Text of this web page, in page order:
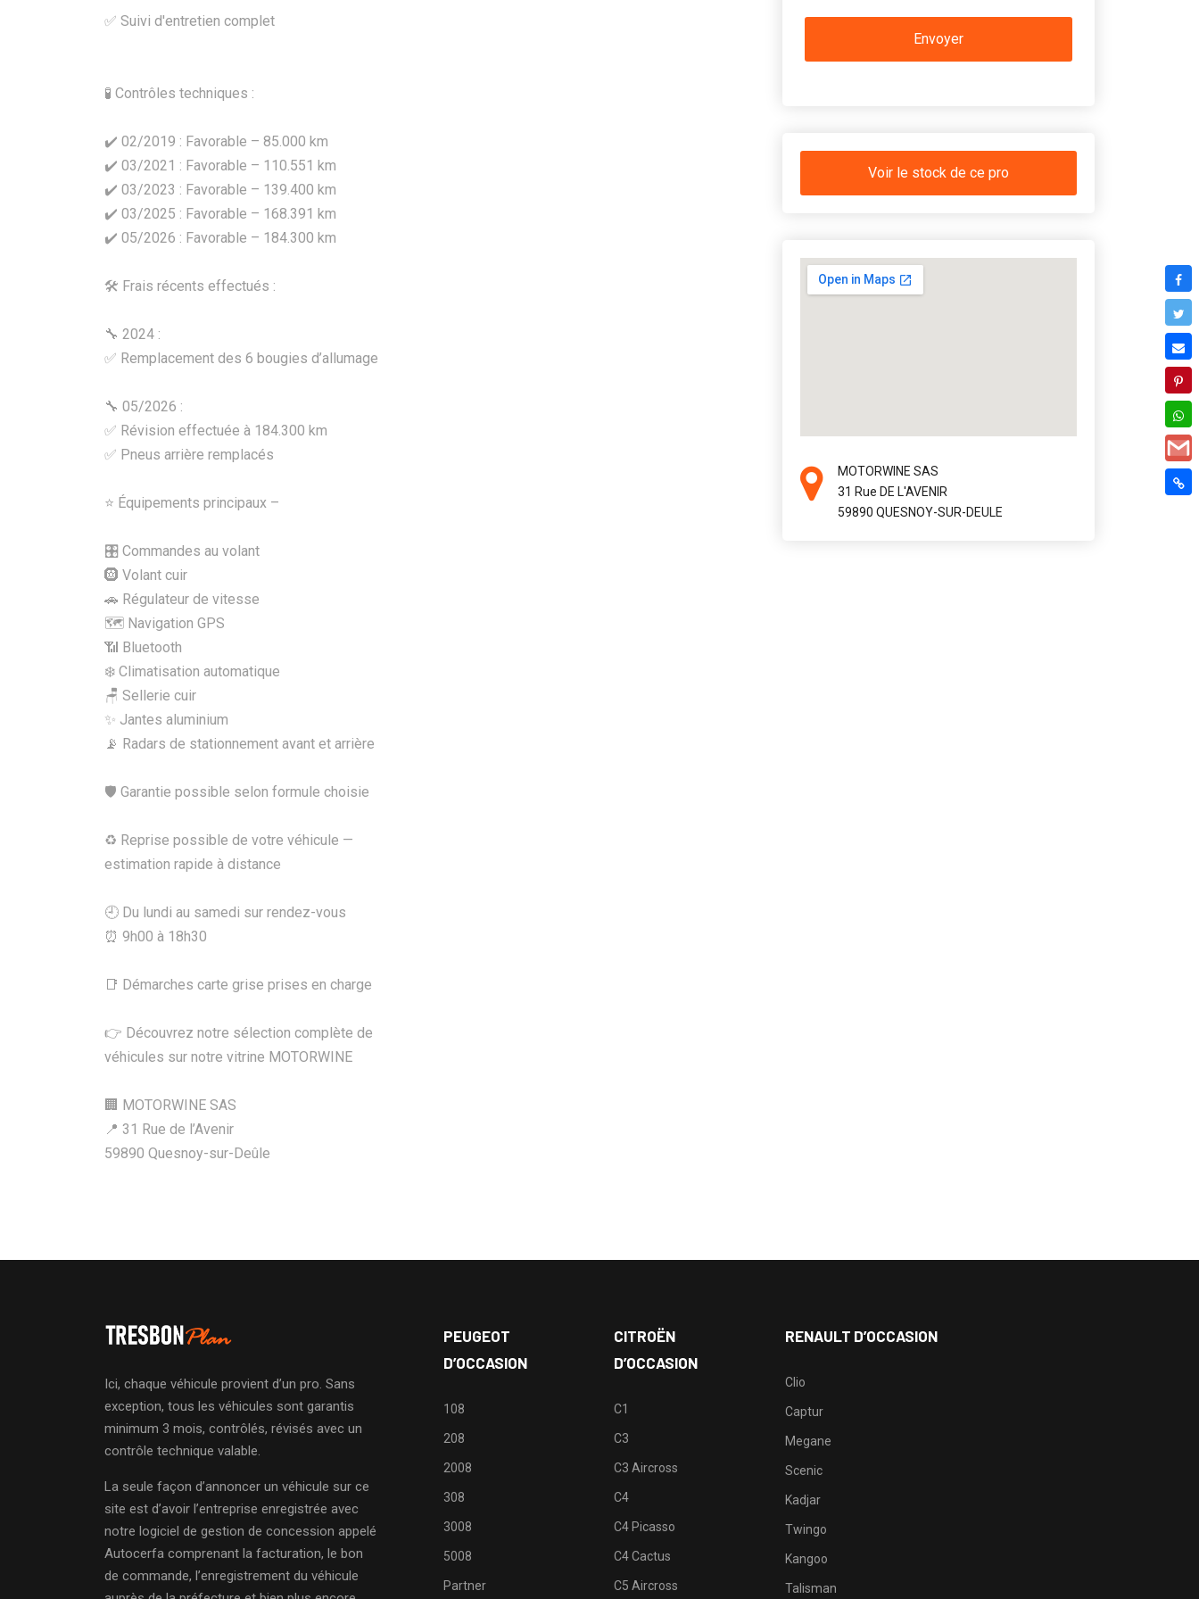
✅ Suivi d'entretien complet
🧪 Contrôles techniques :
✔️ 02/2019 : Favorable – 85.000 km
✔️ 03/2021 : Favorable – 110.551 km
✔️ 03/2023 : Favorable – 139.400 km
✔️ 03/2025 : Favorable – 168.391 km
✔️ 05/2026 : Favorable – 184.300 km
🛠️ Frais récents effectués :
🔧 2024 :
✅ Remplacement des 6 bougies d’allumage
🔧 05/2026 :
✅ Révision effectuée à 184.300 km
✅ Pneus arrière remplacés
⭐ Équipements principaux –
🎛️ Commandes au volant
🛞 Volant cuir
🚗 Régulateur de vitesse
🗺️ Navigation GPS
📶 Bluetooth
❄️ Climatisation automatique
🪑 Sellerie cuir
✨ Jantes aluminium
📡 Radars de stationnement avant et arrière
🛡️ Garantie possible selon formule choisie
♻️ Reprise possible de votre véhicule —
estimation rapide à distance
🕘 Du lundi au samedi sur rendez-vous
⏰ 9h00 à 18h30
📑 Démarches carte grise prises en charge
👉 Découvrez notre sélection complète de
véhicules sur notre vitrine MOTORWINE
🏢 MOTORWINE SAS
📍 31 Rue de l’Avenir
59890 Quesnoy-sur-Deûle
Voir le stock de ce pro
MOTORWINE SAS
31 Rue DE L'AVENIR
59890 QUESNOY-SUR-DEULE
Ici, chaque véhicule provient d’un pro. Sans
exception, tous les véhicules sont garantis
minimum 3 mois, contrôlés, révisés avec un
contrôle technique valable.
La seule façon d’annoncer un véhicule sur ce
site est d’avoir l’entreprise enregistrée avec
notre logiciel de gestion de concession appelé
Autocerfa comprenant la facturation, le bon
de commande, l’enregistrement du véhicule
PEUGEOT
D’OCCASION
108
208
2008
308
3008
5008
Partner
CITROËN
D’OCCASION
C1
C3
C3 Aircross
C4
C4 Picasso
C4 Cactus
C5 Aircross
RENAULT D’OCCASION
Clio
Captur
Megane
Scenic
Kadjar
Twingo
Kangoo
Talisman